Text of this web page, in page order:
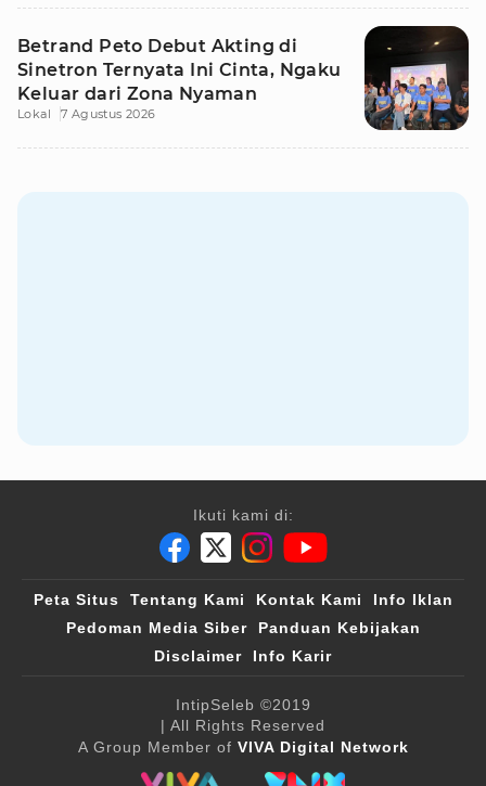
Betrand Peto Debut Akting di
Sinetron Ternyata Ini Cinta, Ngaku
Keluar dari Zona Nyaman
Lokal 7 Agustus 2026
Ikuti kami di:
Peta Situs Tentang Kami Kontak Kami
Info Iklan
Pedoman Media Siber
Panduan Kebijakan
Disclaimer
Info Karir
IntipSeleb ©2019
| All Rights Reserved
A Group Member of VIVA Digital Network